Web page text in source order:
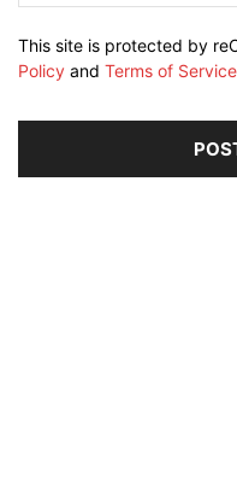
This site is protected by
Policy and Terms of Service